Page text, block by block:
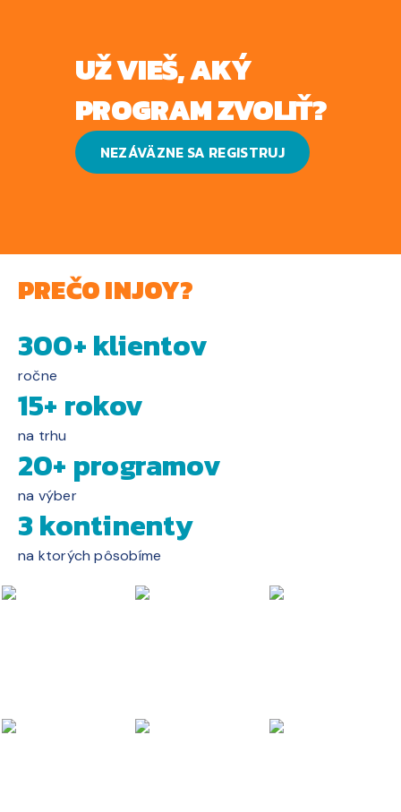
UŽ VIEŠ, AKÝ
PROGRAM ZVOLIŤ?
NEZÁVÄZNE SA REGISTRUJ
PREČO INJOY?
300+ klientov
ročne
15+ rokov
na trhu
20+ programov
na výber
3 kontinenty
na ktorých pôsobíme